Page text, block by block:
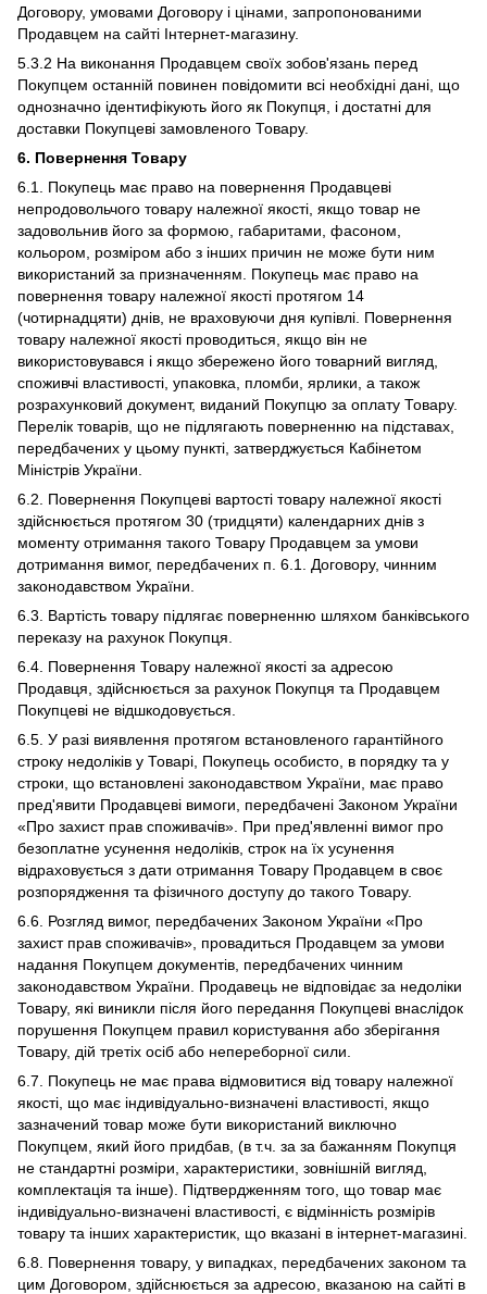
Договору, умовами Договору і цінами, запропонованими
Продавцем на сайті Інтернет-магазину.
5.3.2 На виконання Продавцем своїх зобов'язань перед
Покупцем останній повинен повідомити всі необхідні дані, що
однозначно ідентифікують його як Покупця, і достатні для
доставки Покупцеві замовленого Товару.
6. Повернення Товару
6.1. Покупець має право на повернення Продавцеві
непродовольчого товару належної якості, якщо товар не
задовольнив його за формою, габаритами, фасоном,
кольором, розміром або з інших причин не може бути ним
використаний за призначенням. Покупець має право на
повернення товару належної якості протягом 14
(чотирнадцяти) днів, не враховуючи дня купівлі. Повернення
товару належної якості проводиться, якщо він не
використовувався і якщо збережено його товарний вигляд,
споживчі властивості, упаковка, пломби, ярлики, а також
розрахунковий документ, виданий Покупцю за оплату Товару.
Перелік товарів, що не підлягають поверненню на підставах,
передбачених у цьому пункті, затверджується Кабінетом
Міністрів України.
6.2. Повернення Покупцеві вартості товару належної якості
здійснюється протягом 30 (тридцяти) календарних днів з
моменту отримання такого Товару Продавцем за умови
дотримання вимог, передбачених п. 6.1. Договору, чинним
законодавством України.
6.3. Вартість товару підлягає поверненню шляхом банківського
переказу на рахунок Покупця.
6.4. Повернення Товару належної якості за адресою
Продавця, здійснюється за рахунок Покупця та Продавцем
Покупцеві не відшкодовується.
6.5. У разі виявлення протягом встановленого гарантійного
строку недоліків у Товарі, Покупець особисто, в порядку та у
строки, що встановлені законодавством України, має право
пред'явити Продавцеві вимоги, передбачені Законом України
«Про захист прав споживачів». При пред'явленні вимог про
безоплатне усунення недоліків, строк на їх усунення
відраховується з дати отримання Товару Продавцем в своє
розпорядження та фізичного доступу до такого Товару.
6.6. Розгляд вимог, передбачених Законом України «Про
захист прав споживачів», провадиться Продавцем за умови
надання Покупцем документів, передбачених чинним
законодавством України. Продавець не відповідає за недоліки
Товару, які виникли після його передання Покупцеві внаслідок
порушення Покупцем правил користування або зберігання
Товару, дій третіх осіб або непереборної сили.
6.7. Покупець не має права відмовитися від товару належної
якості, що має індивідуально-визначені властивості, якщо
зазначений товар може бути використаний виключно
Покупцем, який його придбав, (в т.ч. за за бажанням Покупця
не стандартні розміри, характеристики, зовнішній вигляд,
комплектація та інше). Підтвердженням того, що товар має
індивідуально-визначені властивості, є відмінність розмірів
товару та інших характеристик, що вказані в інтернет-магазині.
6.8. Повернення товару, у випадках, передбачених законом та
цим Договором, здійснюється за адресою, вказаною на сайті в